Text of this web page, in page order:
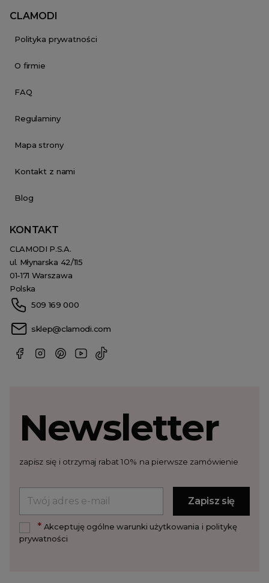
CLAMODI
Polityka prywatności
O firmie
FAQ
Regulaminy
Mapa strony
Kontakt z nami
Blog
KONTAKT
CLAMODI P.S.A.
ul. Młynarska 42/115
01-171 Warszawa
Polska
509 169 000
sklep@clamodi.com
Newsletter
zapisz się i otrzymaj rabat 10% na pierwsze zamówienie
*Akceptuję ogólne warunki użytkowania i politykę
prywatności